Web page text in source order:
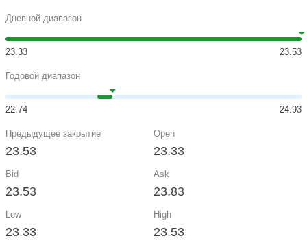
Дневной диапазон
23.33 23.53
Годовой диапазон
22.74 24.93
Предыдущее закрытие
23.53
Open
23.33
Bid
23.53
Ask
23.83
Low
23.33
High
23.53